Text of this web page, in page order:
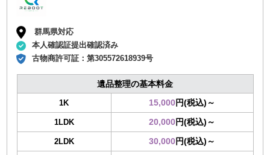
群馬県対応
本人確認証提出確認済み
古物商許可証：第305572618939号
遺品整理の基本料金
1K 15,000円(税込)～
1LDK 20,000円(税込)～
2LDK 30,000円(税込)～